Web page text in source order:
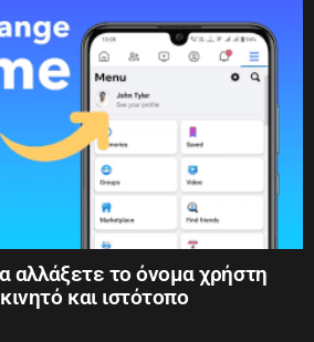
αλλάξετε το όνομα χρήστη
και ιστότοπο